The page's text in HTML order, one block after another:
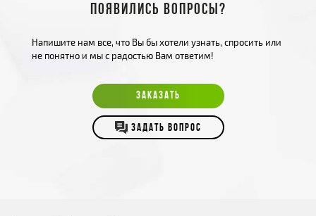
Появились вопросы?
Напишите нам все, что Вы бы хотели узнать, спросить или
не понятно и мы с радостью Вам ответим!
ЗАКАЗАТЬ
ЗАДАТЬ ВОПРОС